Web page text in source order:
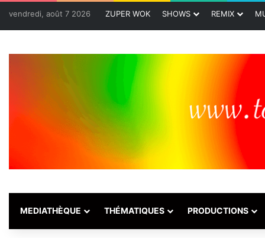
vendredi, août 7 2026 ZUPER WOK SHOWS REMIX
MEDIATHÈQUE THÉMATIQUES PRODUCTIONS